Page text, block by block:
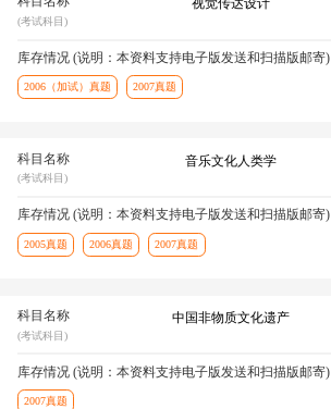
(考试科目)
视觉传达设计
库存情况 (说明：本资料支持电子版发送和扫描版邮寄)
2006（加试）真题 2007真题
科目名称
(考试科目)
音乐文化人类学
库存情况 (说明：本资料支持电子版发送和扫描版邮寄)
2005真题 2006真题 2007真题
科目名称
(考试科目)
中国非物质文化遗产
库存情况 (说明：本资料支持电子版发送和扫描版邮寄)
2007真题